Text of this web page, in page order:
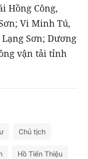
Hồng Công,
Vi Minh Tú,
Sơn; Dương
vận tải tỉnh
Chủ tịch
Hồ Tiến Thiệu